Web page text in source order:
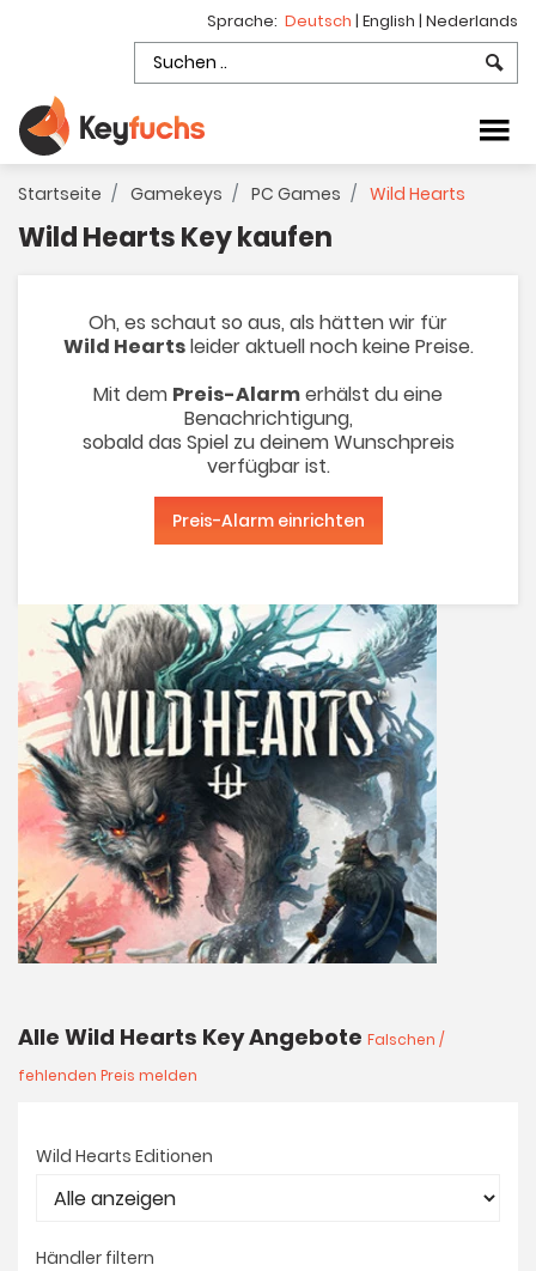
Sprache: Deutsch | English | Nederlands
Startseite Gamekeys PC Games Wild Hearts
Wild Hearts Key kaufen
Oh, es schaut so aus, als hätten wir für
Wild Heartsleider aktuell noch keine Preise.
Mit dem Preis-Alarmerhälst du eine
Benachrichtigung,
sobald das Spiel zu deinem Wunschpreis
verfügbar ist.
Preis-Alarm einrichten
Alle Wild Hearts Key Angebote Falschen /
fehlenden Preis melden
Wild Hearts Editionen
Händler filtern